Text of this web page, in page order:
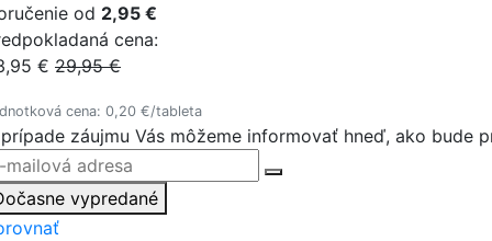
od 2,95 €
cena:
€ 29,95 €
cena: 0,20 €/tableta
záujmu Vás môžeme informovať hneď, ako bude
vypredané